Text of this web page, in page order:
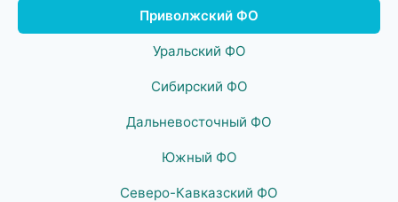
Приволжский ФО
Уральский ФО
Сибирский ФО
Дальневосточный ФО
Южный ФО
Северо-Кавказский ФО